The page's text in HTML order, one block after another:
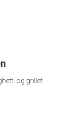
og grillet